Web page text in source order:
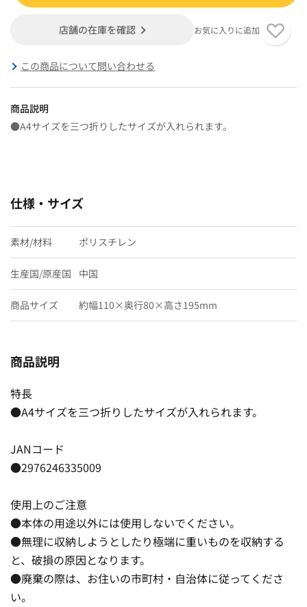
店舗の在庫を確認 お気に入りに追加
この商品について問い合わせる
商品説明
●A4サイズを三つ折りしたサイズが入れられます。
仕様・サイズ
素材/材料 ポリスチレン
生産国/原産国 中国
商品サイズ 約幅110×奥行80×高さ195mm
商品説明
特長
●A4サイズを三つ折りしたサイズが入れられます。
JANコード
●2976246335009
使用上のご注意
●本体の用途以外には使用しないでください。
●無理に収納しようとしたり極端に重いものを収納する
と、破損の原因となります。
●廃棄の際は、お住いの市町村・自治体に従ってくださ
い。